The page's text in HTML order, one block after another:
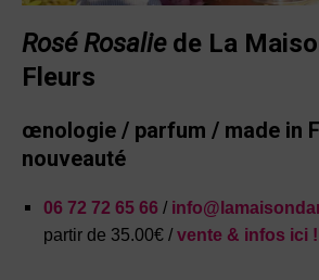
Rosé Rosaliede La
Fleurs
œnologie / parfum / made in
nouveauté
06 72 72 65 66 /
partir de 35.00€ /vente & infos ici !